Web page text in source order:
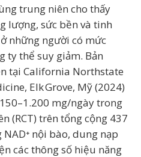
trung niên cho thấy
lượng, sức bền và tinh
những người có mức
ty thể suy giảm. Bản
tại California Northstate
Elk Grove, Mỹ (2024)
mg/ngày trong
(RCT) trên tổng cộng 437
nội bào, dung nạp
các thông số hiệu năng